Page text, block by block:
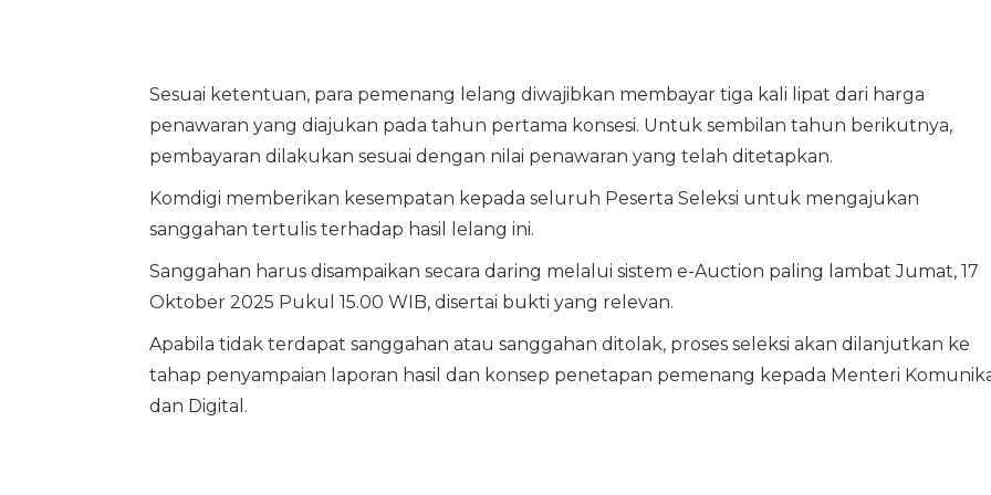
Sesuai ketentuan, para pemenang lelang diwajibkan membayar tiga kali lipat dari harga
penawaran yang diajukan pada tahun pertama konsesi. Untuk sembilan tahun berikutnya,
pembayaran dilakukan sesuai dengan nilai penawaran yang telah ditetapkan.
Komdigi memberikan kesempatan kepada seluruh Peserta Seleksi untuk mengajukan
sanggahan tertulis terhadap hasil lelang ini.
Sanggahan harus disampaikan secara daring melalui sistem e-Auction paling lambat Jumat, 17
Oktober 2025 Pukul 15.00 WIB, disertai bukti yang relevan.
Apabila tidak terdapat sanggahan atau sanggahan ditolak, proses seleksi akan dilanjutkan ke
tahap penyampaian laporan hasil dan konsep penetapan pemenang kepada Menteri
dan Digital.